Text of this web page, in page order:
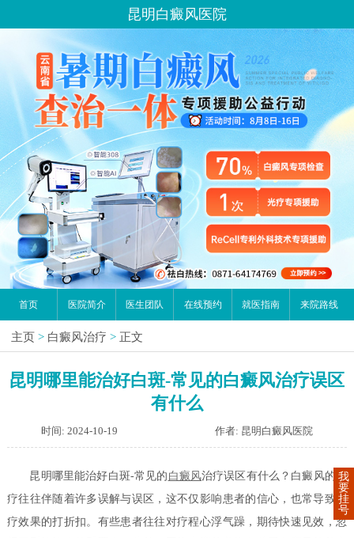
昆明白癜风医院
首页 医院简介 医生团队 在线预约 就医指南 来院路线
主页 > 白癜风治疗 > 正文
昆明哪里能治好白斑-常见的白癜风治疗误区
有什么
时间: 2024-10-19 作者: 昆明白癜风医院
昆明哪里能治好白斑-常见的 白癜风治疗误区有什么？白癜风的治
疗往往伴随着许多误解与误区，这不仅影响患者的信心，也常导致治
疗效果的打折扣。有些患者往往对疗程心浮气躁，期待快速见效，忽
我
要
挂
号